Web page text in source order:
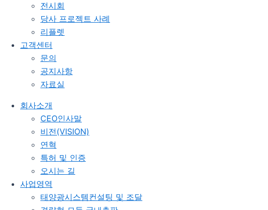
전시회
당사 프로젝트 사례
리플렛
고객센터
문의
공지사항
자료실
회사소개
CEO인사말
비전(VISION)
연혁
특허 및 인증
오시는 길
사업영역
태양광시스템컨설팅 및 조달